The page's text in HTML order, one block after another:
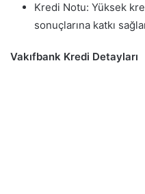
Kredi Notu: Yüksek
sonuçlarına katkı
Vakıfbank Kredi Detayları